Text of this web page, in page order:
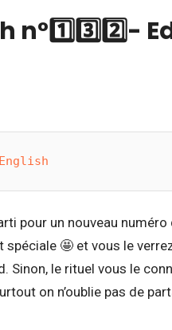
n°1️⃣3️⃣2️⃣-
pour un nouveau
🤩 et vous le
Sinon, le rituel vous le
on n’oublie pas de